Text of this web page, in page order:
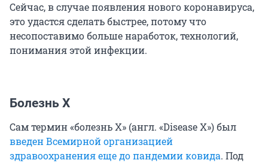
Сейчас, в случае появления нового коронавируса,
это удастся сделать быстрее, потому что
несопоставимо больше наработок, технологий,
понимания этой инфекции.
Болезнь X
Сам термин «болезнь X» (англ. «Disease X») был
введен Всемирной организацией
здравоохранения еще до пандемии ковида. Под